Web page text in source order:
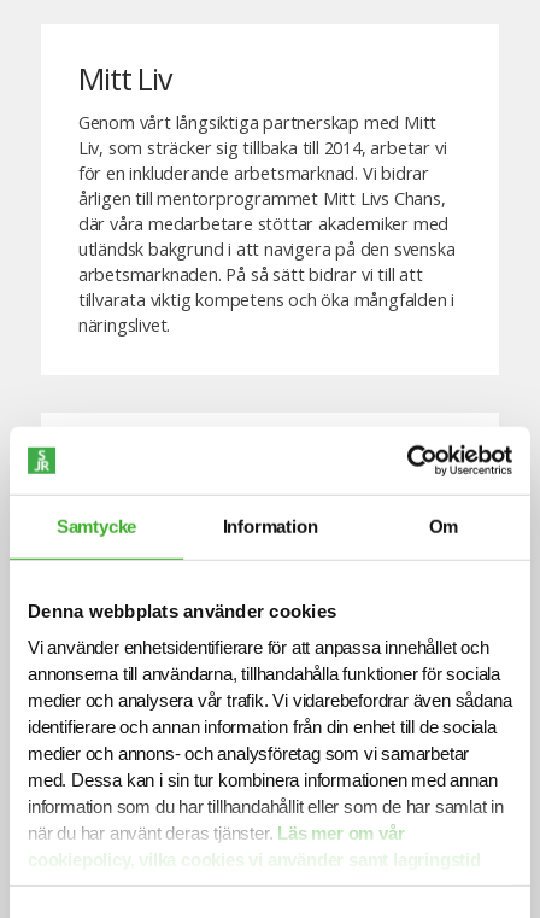
Samtycke Information Om
Denna webbplats använder cookies
Vi använder enhetsidentifierare för att anpassa innehållet och
annonserna till användarna, tillhandahålla funktioner för sociala
medier och analysera vår trafik. Vi vidarebefordrar även sådana
identifierare och annan information från din enhet till de sociala
medier och annons- och analysföretag som vi samarbetar
med. Dessa kan i sin tur kombinera informationen med annan
information som du har tillhandahållit eller som de har samlat in
när du har använt deras tjänster. Läs mer om vår
cookiepolicy, vilka cookies vi använder samt lagringstid
här.
Mitt Liv
Genom vårt långsiktiga partnerskap med Mitt
Liv, som sträcker sig tillbaka till 2014, arbetar vi
för en inkluderande arbetsmarknad. Vi bidrar
årligen till mentorprogrammet Mitt Livs Chans,
där våra medarbetare stöttar akademiker med
utländsk bakgrund i att navigera på den svenska
arbetsmarknaden. På så sätt bidrar vi till att
tillvarata viktig kompetens och öka mångfalden i
näringslivet.
partnerskap med Yennenga Progress, en
organisation som verkar för att skapa hållbar
Faso. Genom vårt stöd bidrar vi till att
möjliggöra Yennenga Progress arbete med att
utveckla byn Nakamtenga, där över 1 500
människor får tillgång till utbildning, sjukvård,
rent vatten, förnybar energi och andra
grundläggande behov. Vårt engagemang
omfattar både ekonomiskt stöd och att vi
erbjuder Yennenga Progress en bas på vårt
kontor i Stockholm, vilket stärker samarbetet
och ger möjlighet till erfarenhetsutbyte.